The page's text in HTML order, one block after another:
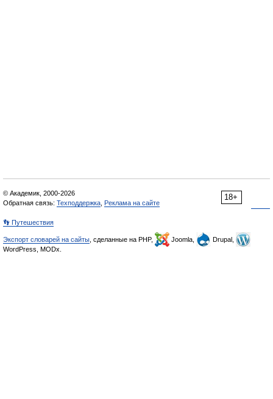
18+
© Академик, 2000-2026
Обратная связь: Техподдержка Реклама на сайте
👣 Путешествия
Экспорт словарей на сайты , сделанные на PHP, Joomla,
Drupal,
WordPress, MODx.